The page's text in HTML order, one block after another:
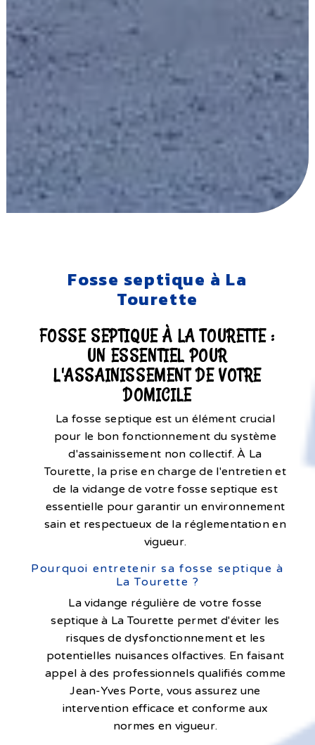
Fosse septique à La
Tourette
FOSSE SEPTIQUE À LA TOURETTE :
UN ESSENTIEL POUR
L'ASSAINISSEMENT DE VOTRE
DOMICILE
La fosse septique est un élément crucial
pour le bon fonctionnement du système
d'assainissement non collectif. À La
Tourette, la prise en charge de l'entretien et
de la vidange de votre fosse septique est
essentielle pour garantir un environnement
sain et respectueux de la réglementation en
vigueur.
Pourquoi entretenir sa fosse septique à
La Tourette ?
La vidange régulière de votre fosse
septique à La Tourette permet d'éviter les
risques de dysfonctionnement et les
potentielles nuisances olfactives. En faisant
appel à des professionnels qualifiés comme
Jean-Yves Porte, vous assurez une
intervention efficace et conforme aux
normes en vigueur.